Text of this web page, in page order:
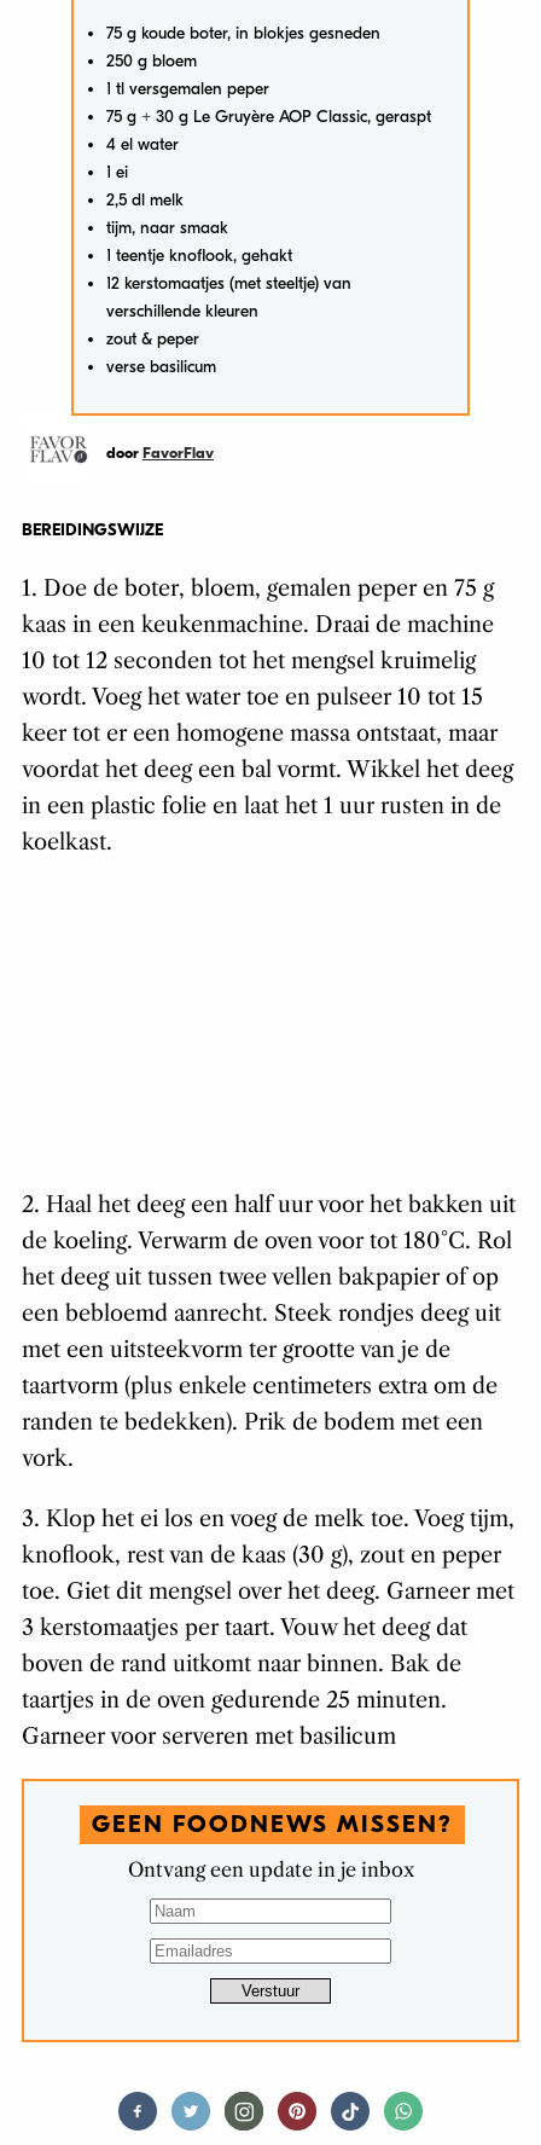
75 g koude boter, in blokjes gesneden
250 g bloem
1 tl versgemalen peper
75 g + 30 g Le Gruyère AOP Classic, geraspt
4 el water
1 ei
2,5 dl melk
tijm, naar smaak
1 teentje knoflook, gehakt
12 kerstomaatjes (met steeltje) van
verschillende kleuren
zout & peper
verse basilicum
door FavorFlav
BEREIDINGSWIJZE
1. Doe de boter, bloem, gemalen peper en 75 g
kaas in een keukenmachine. Draai de machine
10 tot 12 seconden tot het mengsel kruimelig
wordt. Voeg het water toe en pulseer 10 tot 15
keer tot er een homogene massa ontstaat, maar
voordat het deeg een bal vormt. Wikkel het deeg
in een plastic folie en laat het 1 uur rusten in de
koelkast.
2. Haal het deeg een half uur voor het bakken uit
de koeling. Verwarm de oven voor tot 180°C. Rol
het deeg uit tussen twee vellen bakpapier of op
een bebloemd aanrecht. Steek rondjes deeg uit
met een uitsteekvorm ter grootte van je de
taartvorm (plus enkele centimeters extra om de
randen te bedekken). Prik de bodem met een
vork.
3. Klop het ei los en voeg de melk toe. Voeg tijm,
knoflook, rest van de kaas (30 g), zout en peper
toe. Giet dit mengsel over het deeg. Garneer met
3 kerstomaatjes per taart. Vouw het deeg dat
boven de rand uitkomt naar binnen. Bak de
taartjes in de oven gedurende 25 minuten.
Garneer voor serveren met basilicum
GEEN FOODNEWS MISSEN?
Ontvang een update in je inbox